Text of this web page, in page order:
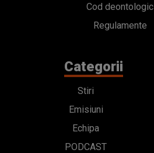
Cod deontologic
Regulamente
Categorii
Stiri
Emisiuni
Echipa
PODCAST